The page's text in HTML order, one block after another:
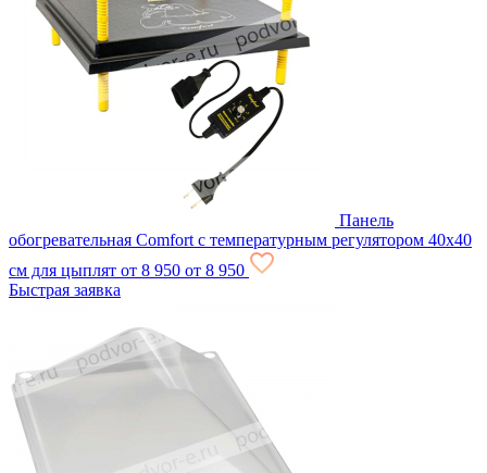
Панель
обогревательная Comfort с температурным регулятором 40х40
см для цыплят от 8 950 от 8 950
Быстрая заявка